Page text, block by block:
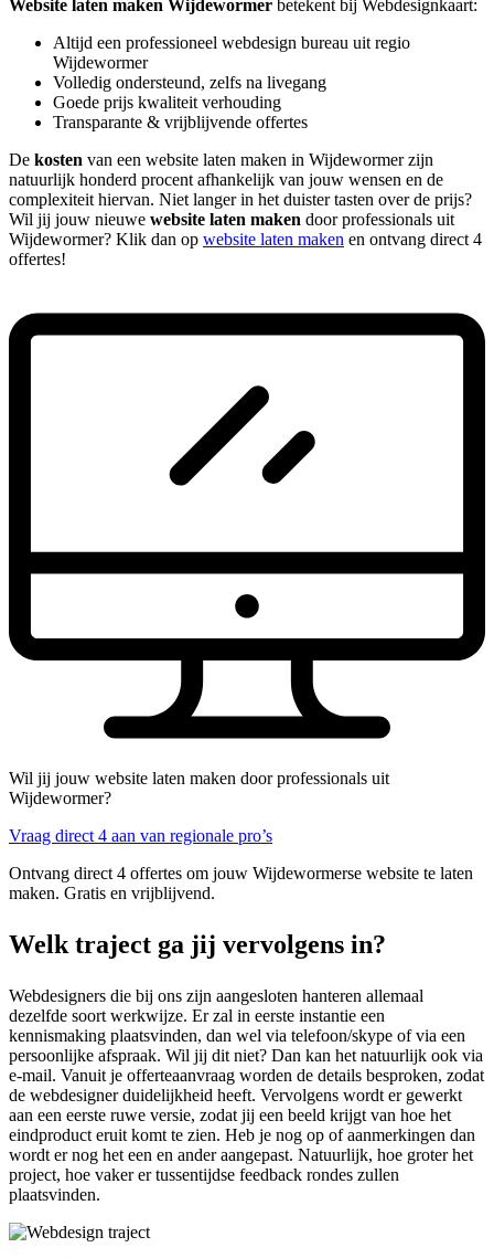
Website laten maken Wijdewormer betekent bij Webdesignkaart:
Altijd een professioneel webdesign bureau uit regio
Wijdewormer
Volledig ondersteund, zelfs na livegang
Goede prijs kwaliteit verhouding
Transparante & vrijblijvende offertes
De kosten van een website laten maken in Wijdewormer zijn
natuurlijk honderd procent afhankelijk van jouw wensen en de
complexiteit hiervan. Niet langer in het duister tasten over de prijs?
Wil jij jouw nieuwe website laten maken door professionals uit
Wijdewormer? Klik dan op website laten maken en ontvang direct 4
offertes!
Wil jij jouw website laten maken door professionals uit
Wijdewormer?
Vraag direct 4 aan van regionale pro’s
Ontvang direct 4 offertes om jouw Wijdewormerse website te laten
maken. Gratis en vrijblijvend.
Welk traject ga jij vervolgens in?
Webdesigners die bij ons zijn aangesloten hanteren allemaal
dezelfde soort werkwijze. Er zal in eerste instantie een
kennismaking plaatsvinden, dan wel via telefoon/skype of via een
persoonlijke afspraak. Wil jij dit niet? Dan kan het natuurlijk ook via
e-mail. Vanuit je offerteaanvraag worden de details besproken, zodat
de webdesigner duidelijkheid heeft. Vervolgens wordt er gewerkt
aan een eerste ruwe versie, zodat jij een beeld krijgt van hoe het
eindproduct eruit komt te zien. Heb je nog op of aanmerkingen dan
wordt er nog het een en ander aangepast. Natuurlijk, hoe groter het
project, hoe vaker er tussentijdse feedback rondes zullen
plaatsvinden.